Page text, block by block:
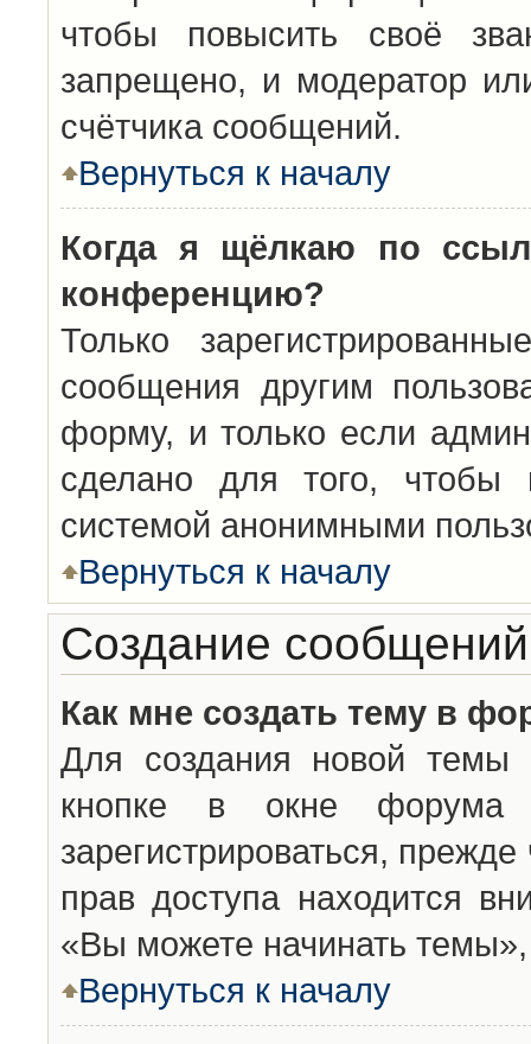
чтобы повысить своё
запрещено, и модератор
счётчика сообщений.
Вернуться к началу
Когда я щёлкаю по
конференцию?
Только
сообщения другим
форму, и только если
сделано для того, чтобы
системой анонимными
Вернуться к началу
Создание сообщений
Как мне создать тему в
Для создания новой темы
кнопке в окне
зарегистрироваться,
прав доступа находится
«Вы можете начинать
Вернуться к началу